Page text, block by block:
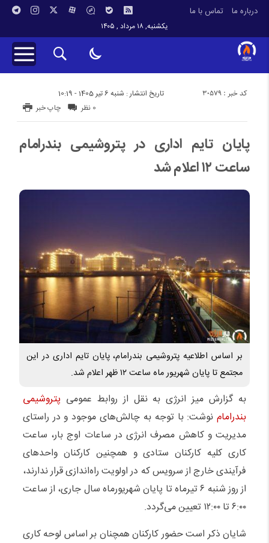
درباره ما تماس با ما
یکشنبه, ۱۸ مرداد , ۱۴۰۵
تاریخ انتشار : شنبه 6 تیر 1405 - 10:19 کد خبر : 30579
چاپ خبر 0 نظر
پایان تایم اداری در پتروشیمی بندرامام
ساعت ۱۲ اعلام شد
بر اساس اطلاعیه‌ پتروشیمی بندرامام، پایان تایم اداری در این
مجتمع تا پایان شهریور ماه ساعت ۱۲ ظهر اعلام شد.
به گزارش میز انرژی به نقل ازروابط عمومی پتروشیمی
بندرامامنوشت: با توجه به چالش‌های موجود و در راستای
مدیریت و کاهش مصرف انرژی در ساعات اوج بار، ساعت
کاری کلیه کارکنان ستادی و همچنین کارکنان واحدهای
فرآیندی خارج از سرویس که در اولویت راه‌اندازی قرار ندارند،
از روز شنبه ۶ تیرماه تا پایان شهریورماه سال جاری، از ساعت
۶:۰۰ تا ۱۲:۰۰ تعیین می‌گردد.
شایان ذکر است حضور کارکنان همچنان بر اساس لوحه کاری